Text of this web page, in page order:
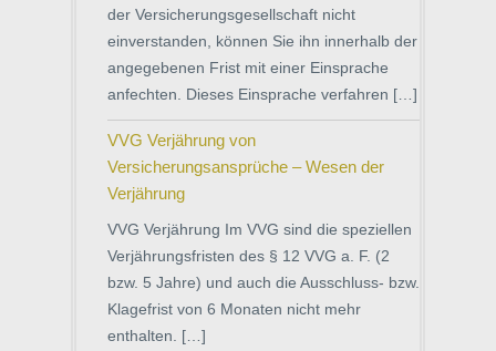
der Versicherungsgesellschaft nicht
einverstanden, können Sie ihn innerhalb der
angegebenen Frist mit einer Einsprache
anfechten. Dieses Einsprache verfahren […]
VVG Verjährung von
Versicherungsansprüche – Wesen der
Verjährung
VVG Verjährung Im VVG sind die speziellen
Verjährungsfristen des § 12 VVG a. F. (2
bzw. 5 Jahre) und auch die Ausschluss- bzw.
Klagefrist von 6 Monaten nicht mehr
enthalten. […]